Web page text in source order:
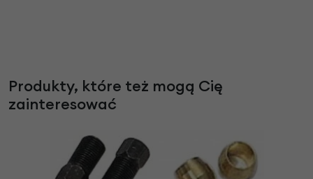
Produkty, które też mogą Cię
zainteresować